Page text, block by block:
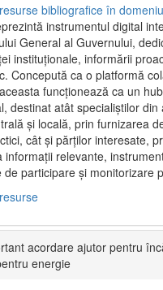
bibliografice în
instrumentul digital
General al Guvernului,
instituționale, informării
Concepută ca o platformă
funcționează ca un
destinat atât specialiștilor din
și locală, prin furnizarea
cât și părților interesate,
informații relevante,
de participare și monitorizare
acordare ajutor pentru
energie